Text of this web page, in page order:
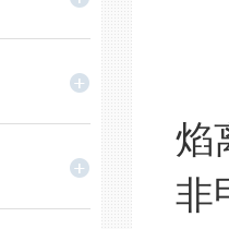
焰
非